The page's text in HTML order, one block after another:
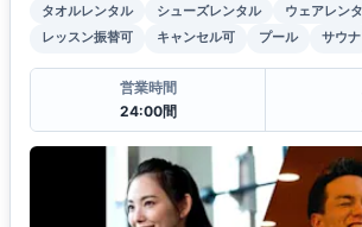
タオルレンタル シューズレンタル
ウェアレン
レッスン振替可
キャンセル可 プール サウナ
営業時間
24:00間